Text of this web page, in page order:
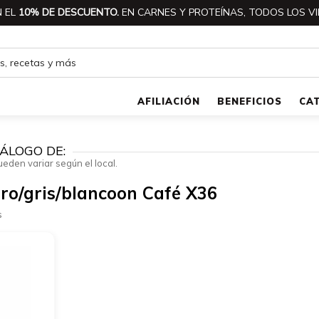
EL 10% DE DESCUENTO. EN CARNES Y PROTEÍNAS, TODOS LOS
AFILIACIÓN BENEFICIOS
DE:
variar según el local.
gris/blancoon Café X36